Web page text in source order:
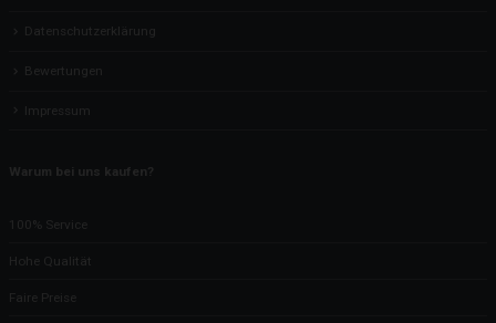
Datenschutzerklärung
Bewertungen
Impressum
Warum bei uns kaufen?
100% Service
Hohe Qualität
Faire Preise